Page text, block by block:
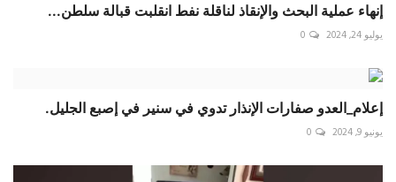
إنهاء عملية البحث والإنقاذ لناقلة نفط انقلبت قبالة سلطن...
يوليو 24, 2024 0
إعلام_العدو صفارات الإنذار تدوي في سنير في إصبع الجليل.
يونيو 9, 2024 0